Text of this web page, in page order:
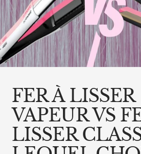
FER À LISSER
VAPEUR VS
LISSER